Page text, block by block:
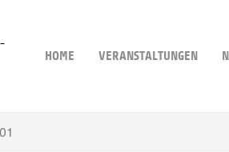
HOME VERANSTALTUNGEN